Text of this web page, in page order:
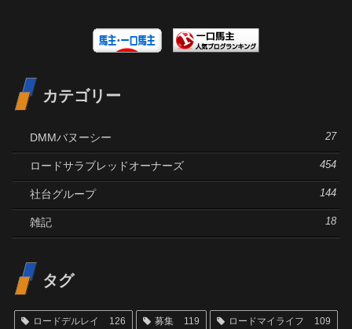
カテゴリー
DMMバヌーシー 27
ロードサラブレッドオーナーズ 454
社台グループ 144
雑記 18
タグ
ロードデルレイ 126 募集 119 ロードマイライフ 109